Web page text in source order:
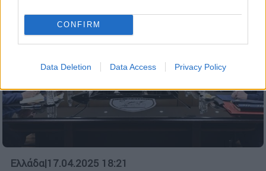
CONFIRM
Data Deletion Data Access Privacy Policy
Ελλάδα|17.04.2025 18:21